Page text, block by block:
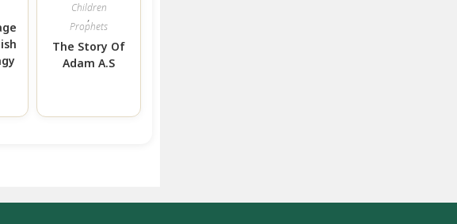
Children
,
Prophets
The Story Of
Adam A.S